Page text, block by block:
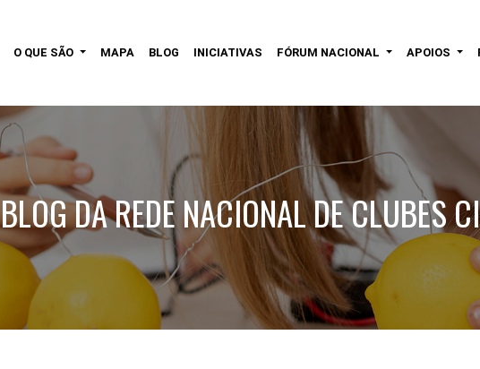
O QUE SÃO MAPA BLOG INICIATIVAS FÓRUM NACIONAL APOIOS
BLOG DA REDE NACIONAL DE CLUBES